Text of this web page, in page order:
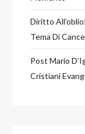
Diritto
Tema Di
Post Mario
Cristiani